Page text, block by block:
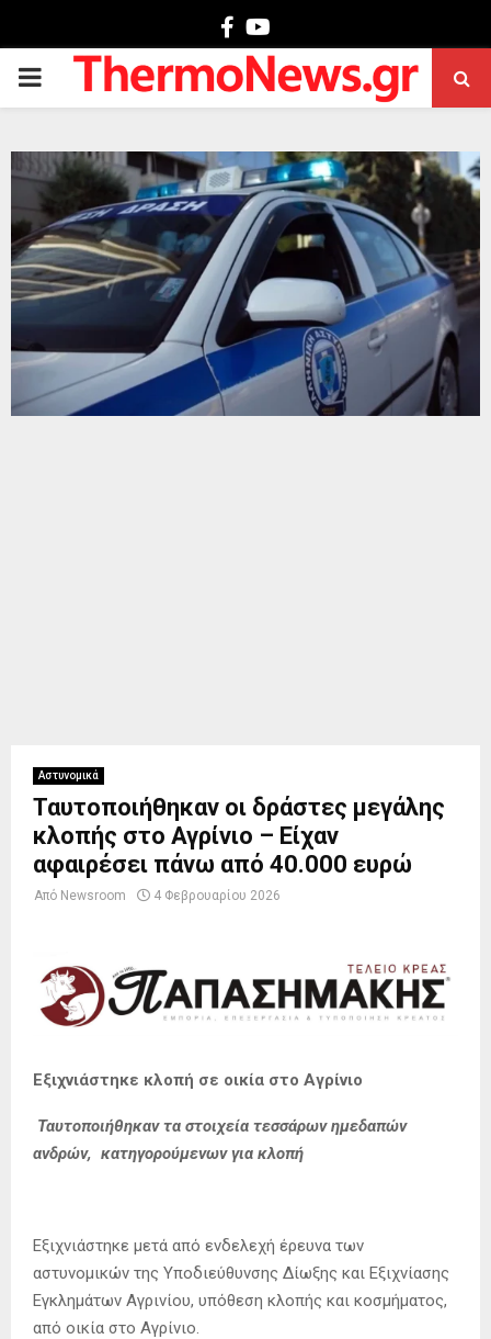
Facebook
PRIMARY
Αστυνομικά
Ταυτοποιήθηκαν οι δράστες μεγάλης
κλοπής στο Αγρίνιο – Είχαν
αφαιρέσει πάνω από 40.000 ευρώ
Από Newsroom 4 Φεβρουαρίου 2026
Εξιχνιάστηκε κλοπή σε οικία στο Αγρίνιο
Ταυτοποιήθηκαν τα στοιχεία τεσσάρων ημεδαπών
ανδρών, κατηγορούμενων για κλοπή
Εξιχνιάστηκε μετά από ενδελεχή έρευνα των
αστυνομικών της Υποδιεύθυνσης Δίωξης και Εξιχνίασης
Εγκλημάτων Αγρινίου, υπόθεση κλοπής και κοσμήματος,
από οικία στο Αγρίνιο.